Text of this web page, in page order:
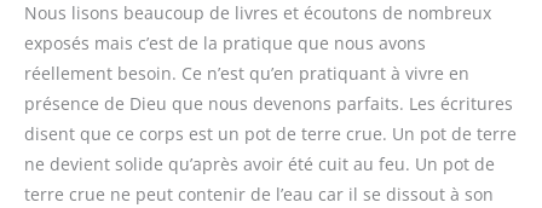
Nous lisons beaucoup de livres et écoutons de nombreux
exposés mais c’est de la pratique que nous avons
réellement besoin. Ce n’est qu’en pratiquant à vivre en
présence de Dieu que nous devenons parfaits. Les écritures
disent que ce corps est un pot de terre crue. Un pot de terre
ne devient solide qu’après avoir été cuit au feu. Un pot de
terre crue ne peut contenir de l’eau car il se dissout à son